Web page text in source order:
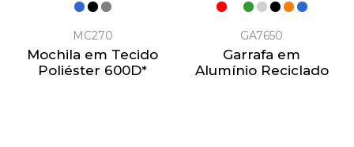
MC270
Mochila em Tecido
Poliéster 600D*
GA7650
Garrafa em
Alumínio Reciclado